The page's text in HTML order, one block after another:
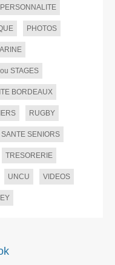
PERSONNALITE
PHOTOS
STAGES
BORDEAUX
RUGBY
SENIORS
TRESORERIE
UNCU VIDEOS